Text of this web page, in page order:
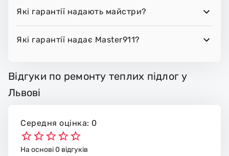
Які гарантії надають майстри?
Які гарантії надає Master911?
Відгуки по ремонту теплих підлог у
Львові
Середня оцінка: 0
На основі 0 відгуків